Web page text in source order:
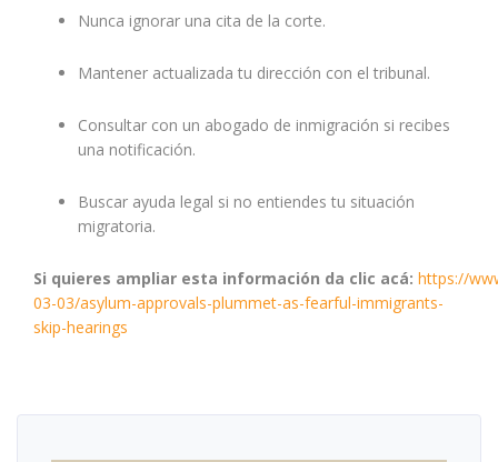
Nunca ignorar una cita de la corte.
Mantener actualizada tu dirección con el tribunal.
Consultar con un abogado de inmigración si recibes
una notificación.
Buscar ayuda legal si no entiendes tu situación
migratoria.
Si quieres ampliar esta información da clic acá: https://
03-03/asylum-approvals-plummet-as-fearful-immigrants-
skip-hearings